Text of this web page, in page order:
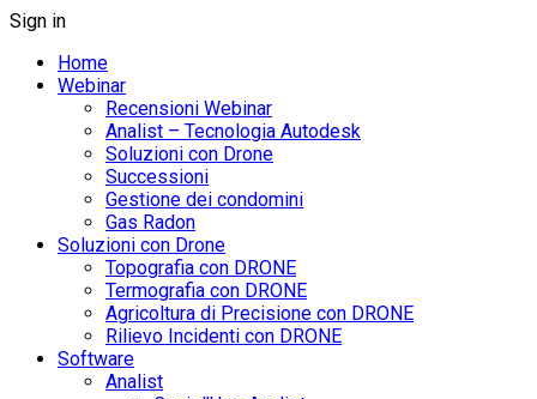
Sign in
Home
Webinar
Recensioni Webinar
Analist – Tecnologia Autodesk
Soluzioni con Drone
Successioni
Gestione dei condomini
Gas Radon
Soluzioni con Drone
Topografia con DRONE
Termografia con DRONE
Agricoltura di Precisione con DRONE
Rilievo Incidenti con DRONE
Software
Analist